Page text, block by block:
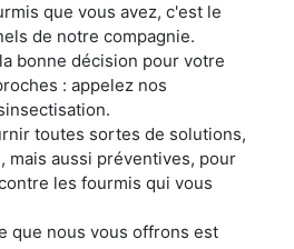
que vous avez, c'est le
de notre compagnie.
bonne décision pour votre
: appelez nos
toutes sortes de solutions,
mais aussi préventives, pour
les fourmis qui vous
que nous vous offrons est